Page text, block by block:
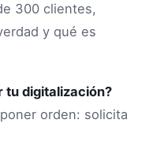
300 clientes,
y qué es
tu digitalización?
orden: solicita